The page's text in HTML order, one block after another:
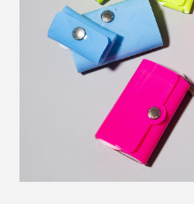
カードを固定するゴムベルトのお
ドが固定されるので安心
クリアカラー 」のグリー
ネオンカラーの本品は、
セパレートして、単体で
にキーホルダー感覚でコ
動時のアクセサリーケー